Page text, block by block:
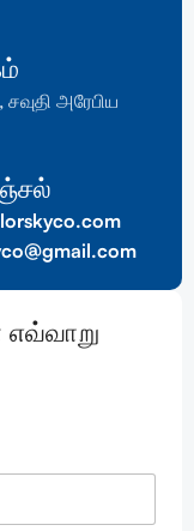
அரேபிய